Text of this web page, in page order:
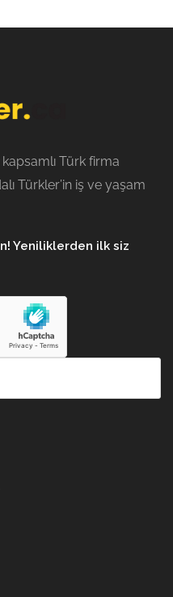
kapsamlı Türk firma
Türkler’in iş ve yaşam
Yeniliklerden ilk siz